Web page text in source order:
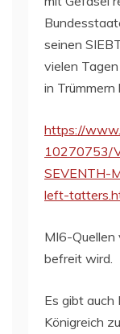
seinen
vielen
in Trümmern
https://
10270753/
SEVENTH-
left-
MI6-Quellen
befreit wird.
Es gibt auch
Königreich